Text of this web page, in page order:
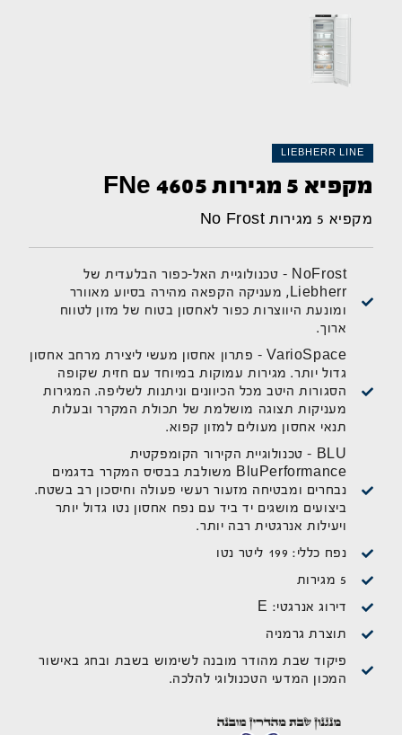
LIEBHERR LINE
מקפיא 5 מגירות FNe 4605
מקפיא 5 מגירות No Frost
NoFrost - טכנולוגיית האל-כפור הבלעדית של
Liebherr, מעניקה הקפאה מהירה בסיוע מאוורר
ומונעת היווצרות כפור לאחסון בטוח של מזון לטווח
ארוך.
VarioSpace - פתרון אחסון מעשי ליצירת מרחב אחסון
גדול יותר. מגירות עמוקות במיוחד עם חזית שקופה
הסגורות היטב מכל הכיוונים וניתנות לשליפה. המגירות
מעניקות תצוגה מושלמת של תכולת המקרר ובעלות
תנאי אחסון מעולים למזון קפוא.
BLU - טכנולוגיית הקירור הקומפקטית
BluPerformance משולבת בבסיס המקרר בדגמים
נבחרים ומבטיחה מזעור רעשי פעולה וחיסכון רב בשטח.
ביצועים מושגים יד ביד עם נפח אחסון נטו גדול יותר
ויעילות אנרגטית רבה יותר.
נפח כללי: 199 ליטר נטו
5 מגירות
דירוג אנרגטי: E
תוצרת גרמניה
פיקוד שבת מהודר מובנה לשימוש בשבת ובחג באישור
המכון המדעי הטכנולוגי להלכה.